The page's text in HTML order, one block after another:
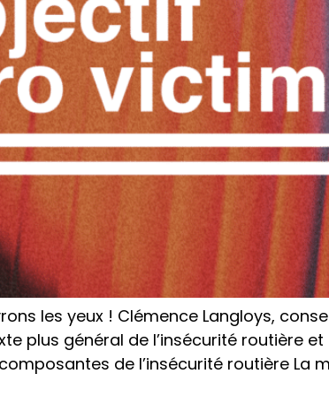
les yeux ! Clémence Langloys,
plus général de l’insécurité routière
de l’insécurité routière La